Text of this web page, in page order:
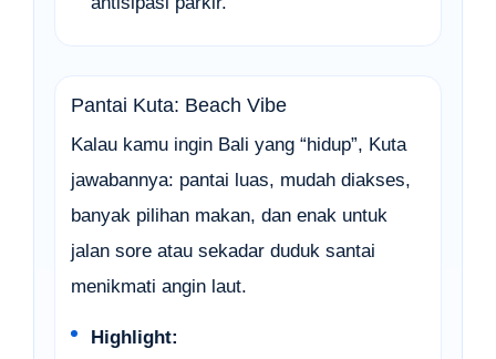
Pantai Kuta: Beach Vibe
Kalau kamu ingin Bali yang “hidup”, Kuta
jawabannya: pantai luas, mudah diakses,
banyak pilihan makan, dan enak untuk
jalan sore atau sekadar duduk santai
menikmati angin laut.
Highlight: